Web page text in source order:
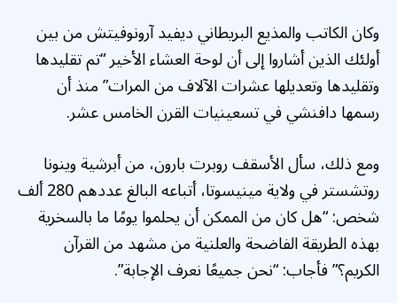
وكان الكاتب والمذيع البريطاني ديفيد آرونوفيتش من بين
أولئك الذين أشاروا إلى أن لوحة العشاء الأخير “تم تقليدها
وتقليدها وتعديلها عشرات الآلاف من المرات” منذ أن
رسمها دافنشي في تسعينيات القرن الخامس عشر.
ومع ذلك، سأل الأسقف روبرت بارون، من أبرشية وينونا
روتشستر في ولاية مينيسوتا، أتباعه البالغ عددهم 280 ألف
شخص: “هل كان من الممكن أن يحلموا يومًا ما بالسخرية
بهذه الطريقة الفاضحة والعلنية من مشهد من القرآن
الكريم؟” فأجاب: “نحن جميعًا نعرف الإجابة”.